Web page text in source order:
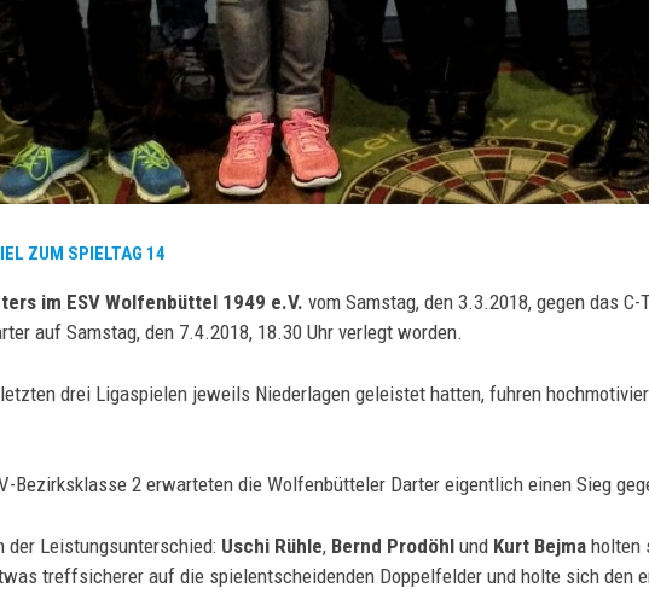
ZUM SPIELTAG 14
im ESV Wolfenbüttel 1949 e.V. vom Samstag, den 3.3.2018, gegen das C-
auf Samstag, den 7.4.2018, 18.30 Uhr verlegt worden.
drei Ligaspielen jeweils Niederlagen geleistet hatten, fuhren
Bezirksklasse 2 erwarteten die Wolfenbütteler Darter eigentlich einen Sieg
Leistungsunterschied: Uschi Rühle, Bernd Prodöhl und Kurt Bejma holten
treffsicherer auf die spielentscheidenden Doppelfelder und holte sich den